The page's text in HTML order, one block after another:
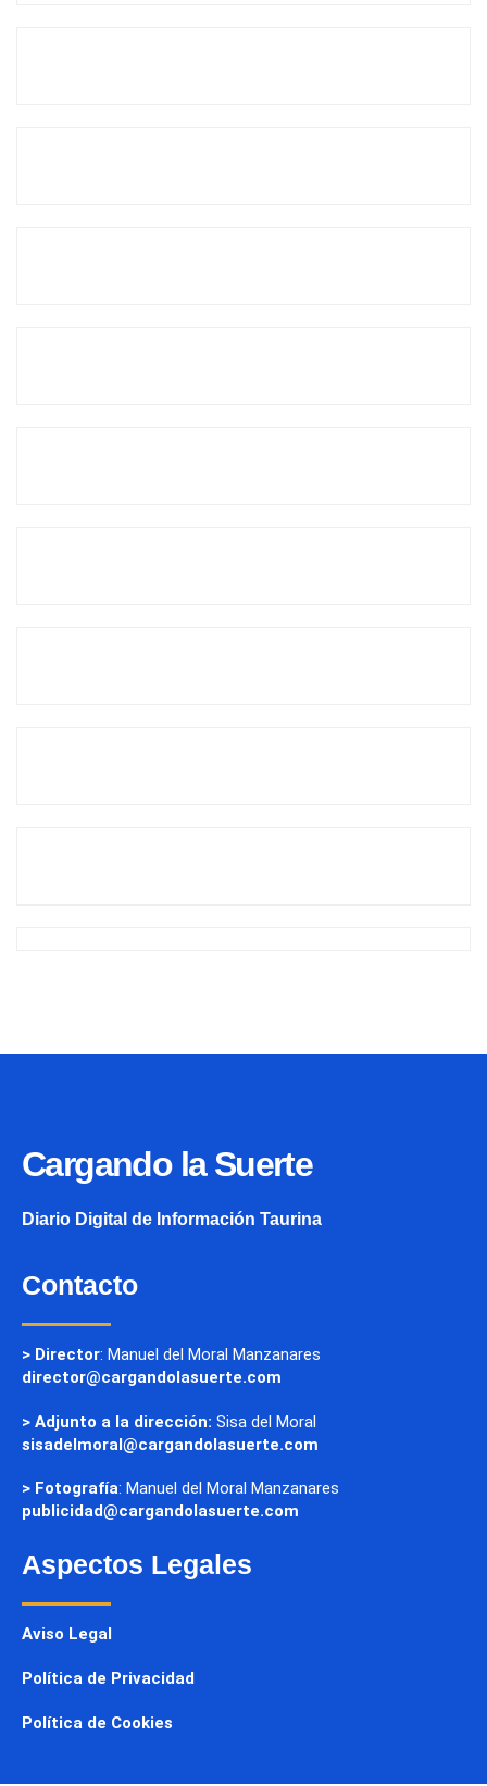
Cargando la Suerte
Diario Digital de Información Taurina
Contacto
> Director: Manuel del Moral Manzanares
director@cargandolasuerte.com
> Adjunto a la dirección: Sisa del Moral
sisadelmoral@cargandolasuerte.com
> Fotografía: Manuel del Moral Manzanares
publicidad@cargandolasuerte.com
Aspectos Legales
Aviso Legal
Política de Privacidad
Política de Cookies